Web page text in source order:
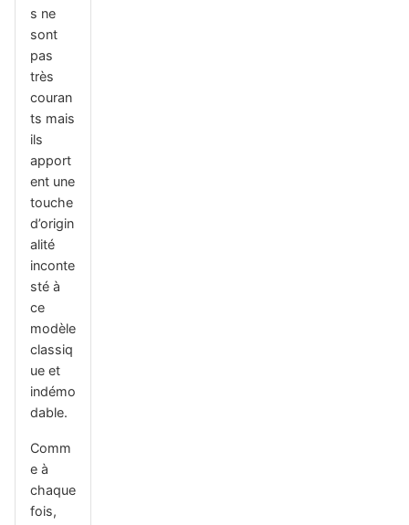
s ne
sont
pas
très
couran
ts mais
ils
apport
ent une
touche
d’origin
alité
inconte
sté à
ce
modèle
classiq
ue et
indémo
dable.
Comm
e à
chaque
fois,